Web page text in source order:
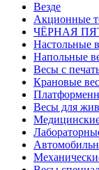
Везде
Акционные
ЧЁРНАЯ
Настольные
Напольные
Весы с
Крановые
Весы для